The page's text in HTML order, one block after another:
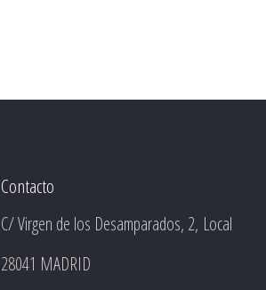
Contacto
C/ Virgen de los Desamparados, 2, Local
28041 MADRID